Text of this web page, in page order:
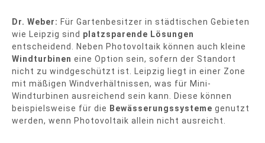
Dr. Weber: Für Gartenbesitzer in städtischen Gebieten
wie Leipzig sind platzsparende Lösungen
entscheidend. Neben Photovoltaik können auch kleine
Windturbinen eine Option sein, sofern der Standort
nicht zu windgeschützt ist. Leipzig liegt in einer Zone
mit mäßigen Windverhältnissen, was für Mini-
Windturbinen ausreichend sein kann. Diese können
beispielsweise für die Bewässerungssysteme genutzt
werden, wenn Photovoltaik allein nicht ausreicht.